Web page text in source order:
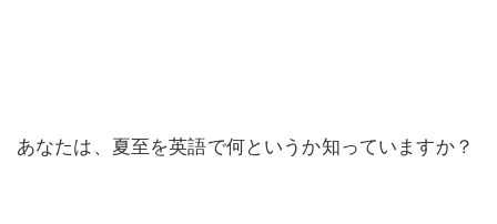
あなたは、夏至を英語で何というか知っていますか？